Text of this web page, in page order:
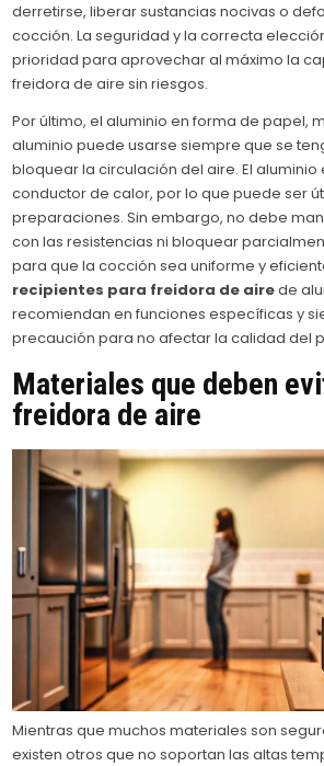
derretirse, liberar sustancias nocivas o
cocción. La seguridad y la correcta
prioridad para aprovechar al máximo la
freidora de aire sin riesgos.
Por último, el aluminio en forma de papel,
aluminio puede usarse siempre que se
bloquear la circulación del aire. El aluminio
conductor de calor, por lo que puede ser
preparaciones. Sin embargo, no debe
con las resistencias ni bloquear
para que la cocción sea uniforme y
recipientes para freidora de airede
recomiendan en funciones específicas y
precaución para no afectar la calidad del
Materiales que deben
freidora de aire
Mientras que muchos materiales son
existen otros que no soportan las altas